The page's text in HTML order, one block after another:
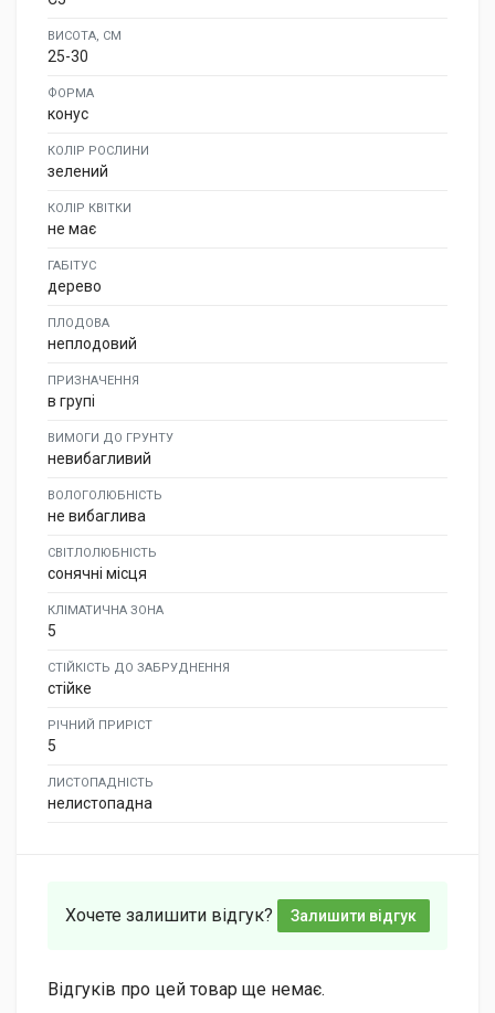
ВИСОТА, СМ
25-30
ФОРМА
конус
КОЛІР РОСЛИНИ
зелений
КОЛІР КВІТКИ
не має
ГАБІТУС
дерево
ПЛОДОВА
неплодовий
ПРИЗНАЧЕННЯ
в групі
ВИМОГИ ДО ГРУНТУ
невибагливий
ВОЛОГОЛЮБНІСТЬ
не вибаглива
СВІТЛОЛЮБНІСТЬ
сонячні місця
КЛІМАТИЧНА ЗОНА
5
СТІЙКІСТЬ ДО ЗАБРУДНЕННЯ
стійке
РІЧНИЙ ПРИРІСТ
5
ЛИСТОПАДНІСТЬ
нелистопадна
Хочете залишити відгук? Залишити відгук
Відгуків про цей товар ще немає.